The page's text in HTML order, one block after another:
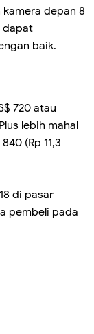
depan 8
dapat
baik.
720 atau
lebih mahal
(Rp 11,3
di pasar
pembeli pada